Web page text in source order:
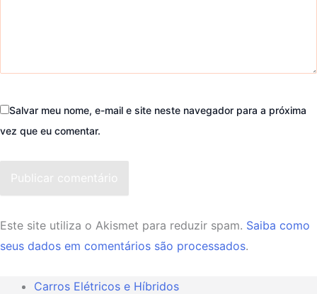
Salvar meu nome, e-mail e site neste navegador para a próxima
vez que eu comentar.
Publicar comentário
Este site utiliza o Akismet para reduzir spam. Saiba como
seus dados em comentários são processados.
Carros Elétricos e Híbridos